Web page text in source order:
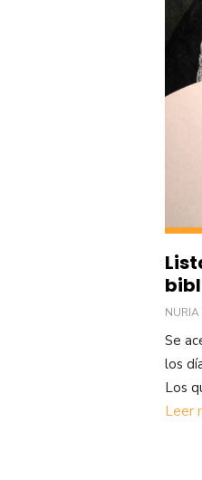
NURIA
Se
los
Los
Leer